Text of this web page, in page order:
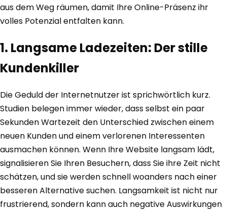
aus dem Weg räumen, damit Ihre Online-Präsenz ihr
volles Potenzial entfalten kann.
1. Langsame Ladezeiten: Der stille
Kundenkiller
Die Geduld der Internetnutzer ist sprichwörtlich kurz.
Studien belegen immer wieder, dass selbst ein paar
Sekunden Wartezeit den Unterschied zwischen einem
neuen Kunden und einem verlorenen Interessenten
ausmachen können. Wenn Ihre Website langsam lädt,
signalisieren Sie Ihren Besuchern, dass Sie ihre Zeit nicht
schätzen, und sie werden schnell woanders nach einer
besseren Alternative suchen. Langsamkeit ist nicht nur
frustrierend, sondern kann auch negative Auswirkungen